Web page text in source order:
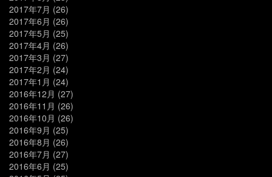
2017年7月 (26)
2017年6月 (26)
2017年5月 (25)
2017年4月 (26)
2017年3月 (27)
2017年2月 (24)
2017年1月 (24)
2016年12月 (27)
2016年11月 (26)
2016年10月 (26)
2016年9月 (25)
2016年8月 (26)
2016年7月 (27)
2016年6月 (25)